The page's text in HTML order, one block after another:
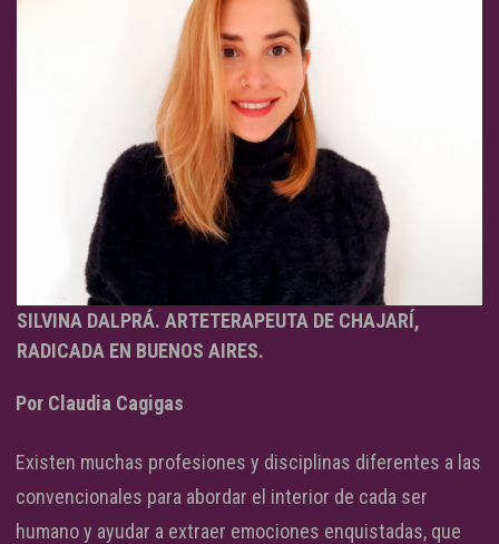
SILVINA DALPRÁ. ARTETERAPEUTA DE CHAJARÍ,
RADICADA EN BUENOS AIRES.
Por Claudia Cagigas
Existen muchas profesiones y disciplinas diferentes a las
convencionales para abordar el interior de cada ser
humano y ayudar a extraer emociones enquistadas, que